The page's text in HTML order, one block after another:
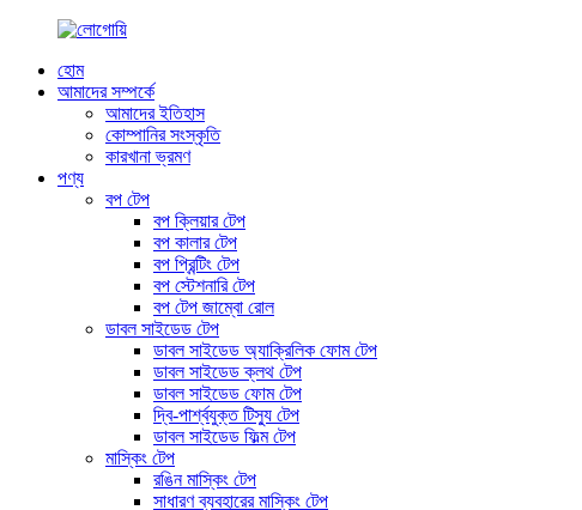
হোম
আমাদের সম্পর্কে
আমাদের ইতিহাস
কোম্পানির সংস্কৃতি
কারখানা ভ্রমণ
পণ্য
বপ টেপ
বপ ক্লিয়ার টেপ
বপ কালার টেপ
বপ প্রিন্টিং টেপ
বপ স্টেশনারি টেপ
বপ টেপ জাম্বো রোল
ডাবল সাইডেড টেপ
ডাবল সাইডেড অ্যাক্রিলিক ফোম টেপ
ডাবল সাইডেড ক্লথ টেপ
ডাবল সাইডেড ফোম টেপ
দ্বি-পার্শ্বযুক্ত টিস্যু টেপ
ডাবল সাইডেড ফিল্ম টেপ
মাস্কিং টেপ
রঙিন মাস্কিং টেপ
সাধারণ ব্যবহারের মাস্কিং টেপ